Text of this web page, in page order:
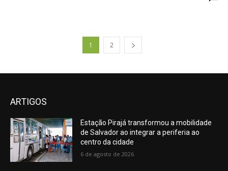
1 2
ARTIGOS
Estação Pirajá transformou a mobilidade
de Salvador ao integrar a periferia ao
centro da cidade
6 de agosto de 2026